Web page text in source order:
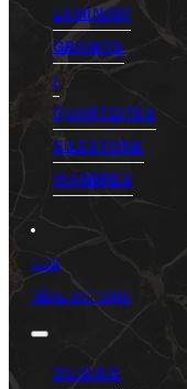
LAMINAM
GRANITS
/
QUARTZITES
SILESTONE
MARBRES
NOS
RÉALISATIONS
CUISINE